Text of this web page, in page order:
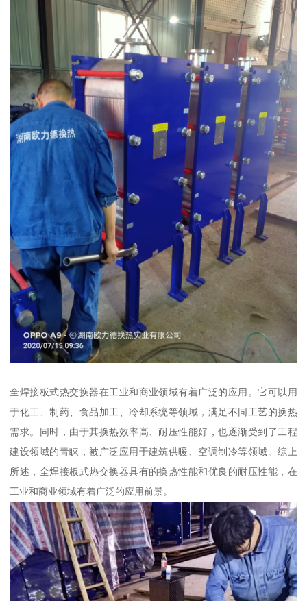
全焊接板式热交换器在工业和商业领域有着广泛的应用。它可以用
于化工、制药、食品加工、冷却系统等领域，满足不同工艺的换热
需求。同时，由于其换热效率高、耐压性能好，也逐渐受到了工程
建设领域的青睐，被广泛应用于建筑供暖、空调制冷等领域。综上
所述，全焊接板式热交换器具有的换热性能和优良的耐压性能，在
工业和商业领域有着广泛的应用前景。